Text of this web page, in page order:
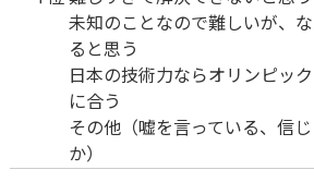
未知のことなので難しいが、
ると思う
日本の技術力ならオリンピッ
に合う
その他（嘘を言っている、信
か）